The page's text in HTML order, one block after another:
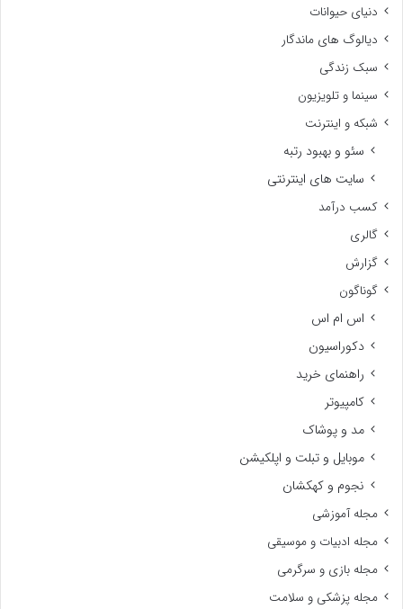
دنیای حیوانات
دیالوگ های ماندگار
سبک زندگی
سینما و تلویزیون
شبکه و اینترنت
سئو و بهبود رتبه
سایت های اینترنتی
کسب درآمد
گالری
گزارش
گوناگون
اس ام اس
دکوراسیون
راهنمای خرید
کامپیوتر
مد و پوشاک
موبایل و تبلت و اپلکیشن
نجوم و کهکشان
مجله آموزشی
مجله ادبیات و موسیقی
مجله بازی و سرگرمی
مجله پزشکی و سلامت